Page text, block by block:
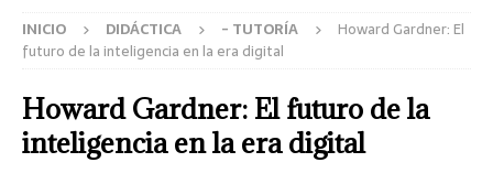
INICIO DIDÁCTICA - TUTORÍA
Howard Gardner: El
futuro de la inteligencia en la era digital
Howard Gardner: El futuro de la
inteligencia en la era digital